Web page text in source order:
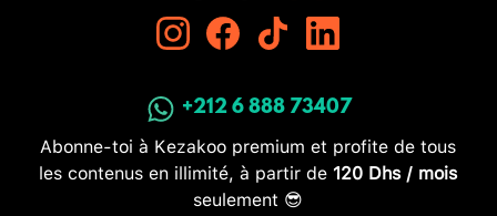
+212 6 888 73407
Abonne-toi à Kezakoo premium et profite de tous
les contenus en illimité, à partir de 120 Dhs / mois
seulement 😎